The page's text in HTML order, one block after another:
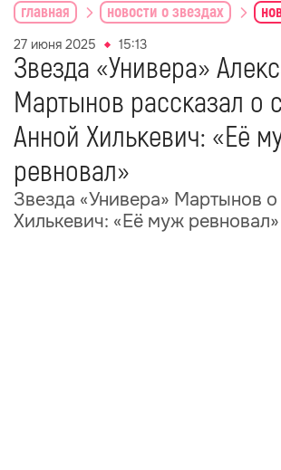
главная новости о звездах
27 июня 2025 15:13
Звезда «Универа»
Мартынов рассказал о
Анной Хилькевич: «Её
ревновал»
Звезда «Универа» Мартынов
Хилькевич: «Её муж ревновал»